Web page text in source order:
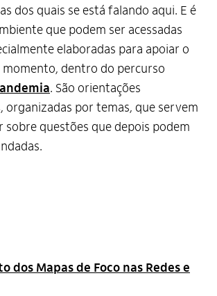
dos quais se está falando aqui. E é
que podem ser acessadas
elaboradas para apoiar o
dentro do percurso
. São orientações
por temas, que servem
sobre questões que depois podem
dos Mapas de Foco nas Redes e